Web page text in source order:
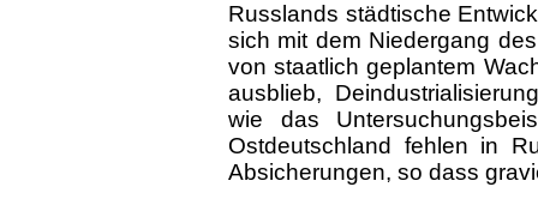
Russlands städtische
sich mit dem Niedergang
von staatlich geplantem
ausblieb,
wie das
Ostdeutschland fehlen in
Absicherungen, so dass